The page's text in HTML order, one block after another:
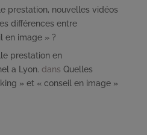
prestation, nouvelles vidéos
différences entre
en image » ?
prestation en
a Lyon. dans Quelles
» et « conseil en image »